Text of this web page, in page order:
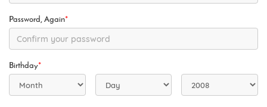
Password, Again*
Birthday*